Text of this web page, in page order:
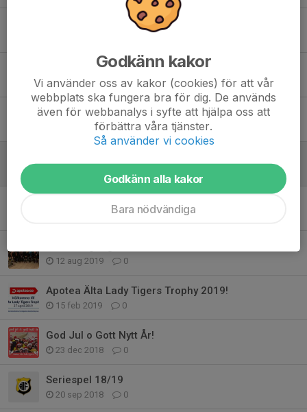
Säsong 20/21
18 maj 2021 0
Lady Tigers Säsong 19/20
24 mar 2020 0
0
12 aug 2019 0
Apotea Älta Lady Tigers Trophy 2019!
15 feb 2019 0
God Jul o Gott Nytt År!
23 dec 2018 0
Seriespel 18/19
20 sep 2018 0
Godkänn kakor
Vi använder oss av kakor (cookies) för att vår
webbplats ska fungera bra för dig. De används
även för webbanalys i syfte att hjälpa oss att
förbättra våra tjänster.
Så använder vi cookies
Godkänn alla kakor
Bara nödvändiga